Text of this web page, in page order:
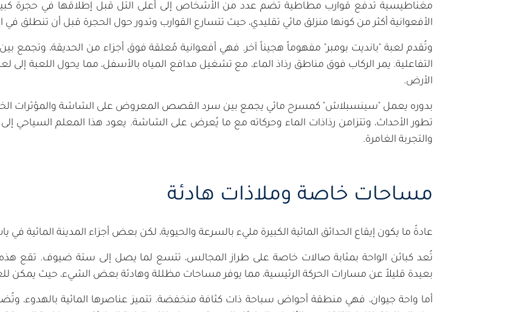
مغناطيسية تدفع قوارب مطاطية تضم عدد من الأشخاص إلى أعلى التل قبل إطلاقها في حجرة
الأفعوانية أكثر من كونها منزلق مائي تقليدي، حيث تتسارع القوارب وتدور حول الحجرة قبل أن تنطلق في
وتُقدم لعبة "بانديت بومبر" مفهوماً هجيناً آخر. فهي أفعوانية مُعلقة فوق أجزاء من الحديقة، وتجمع بين
التفاعلية. يمر الركاب فوق مناطق رذاذ الماء، مع تشغيل مدافع المياه بالأسفل، مما يحول اللعبة إلى
الأرض.
بدوره يعمل "سينسبلاش" كمسرح مائي يجمع بين سرد القصص المعروض على الشاشة والمؤثرات
تطور الأحداث، وتتزامن رذاذات الماء وحركاته مع ما يُعرض على الشاشة. يعود هذا المعلم السياحي
والتجربة الغامرة.
مساحات خاصة وملاذات هادئة
عادةً ما يكون إيقاع الحدائق المائية الكبيرة مليء بالسرعة والحيوية، لكن بعض أجزاء المدينة المائية
تُعد كبائن الواحة بمثابة صالات خاصة على طراز المجالس، تتسع لما يصل إلى ستة ضيوف. تقع هذه
بعيدة قليلاً عن مسارات الحركة الرئيسية، مما يوفر مساحات مظللة وهادئة بعض الشيء، حيث يمكن
أما واحة جيوان، فهي منطقة أحواض سباحة ذات كثافة منخفضة. تتميز عناصرها المائية بالهدوء،